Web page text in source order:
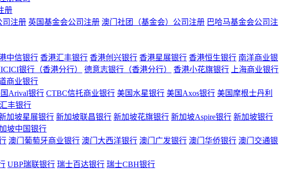
册
司注册 英国基金会公司注册 澳门社团（基金会）公司注册 巴哈马基金会公司注
中信银行 香港汇丰银行 香港创兴银行 香港星展银行 香港恒生银行 南洋商业银
银行（香港分行） 德意志银行（香港分行） 香港小花旗银行
上海商业银行
商业银行
Arival银行 CTBC信托商业银行 美国水星银行 美国Axos银行 美国摩根士丹利
丰银行
加坡星展银行 新加坡联昌银行 新加坡花旗银行 新加坡Aspire银行 新加坡银行
坡中国银行
澳门葡萄牙商业银行 澳门大西洋银行 澳门广发银行 澳门华侨银行 澳门交通银
UBP瑞联银行 瑞士百达银行 瑞士CBH银行